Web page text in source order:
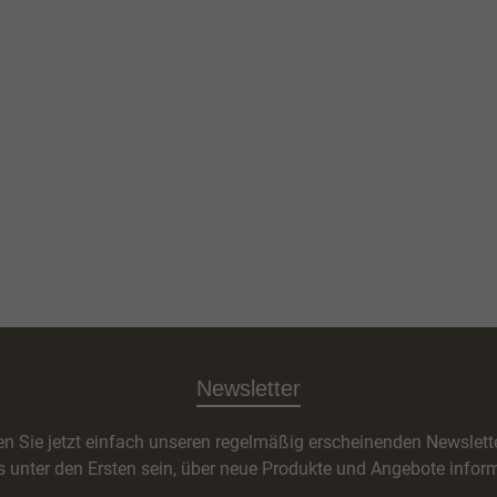
Newsletter
Sie jetzt einfach unseren regelmäßig erscheinenden
unter den Ersten sein, über neue Produkte und Angebote